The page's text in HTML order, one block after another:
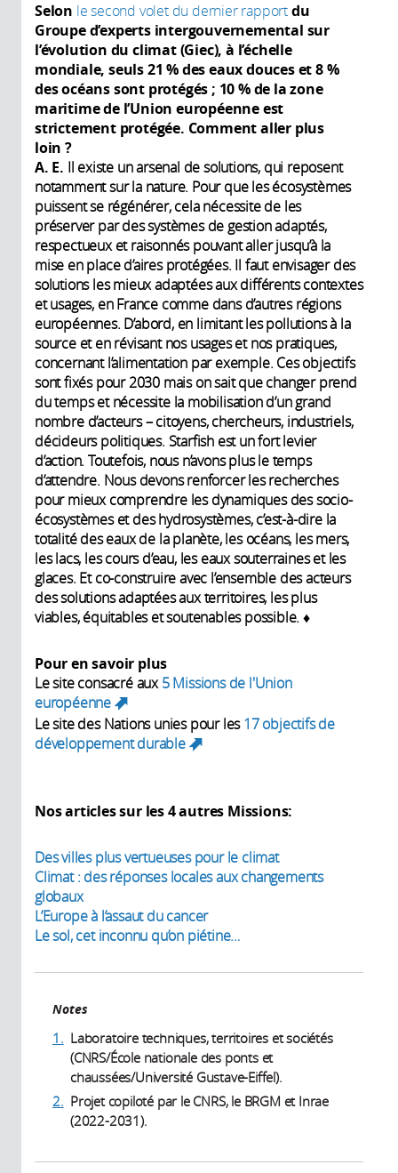
Selon le second volet du dernier rapportdu
Groupe d’experts intergouvernemental sur
l’évolution du climat (Giec), à l’échelle
mondiale, seuls 21 % des eaux douces et 8 %
des océans sont protégés ; 10 % de la zone
maritime de l’Union européenne est
strictement protégée. Comment aller plus
loin ?
A. E. Il existe un arsenal de solutions, qui reposent
notamment sur la nature. Pour que les écosystèmes
puissent se régénérer, cela nécessite de les
préserver par des systèmes de gestion adaptés,
respectueux et raisonnés pouvant aller jusqu’à la
mise en place d’aires protégées. Il faut envisager des
solutions les mieux adaptées aux différents contextes
et usages, en France comme dans d’autres régions
européennes. D’abord, en limitant les pollutions à la
source et en révisant nos usages et nos pratiques,
concernant l’alimentation par exemple. Ces objectifs
sont fixés pour 2030 mais on sait que changer prend
du temps et nécessite la mobilisation d’un grand
nombre d’acteurs – citoyens, chercheurs, industriels,
décideurs politiques. Starfish est un fort levier
d’action. Toutefois, nous n’avons plus le temps
d’attendre. Nous devons renforcer les recherches
pour mieux comprendre les dynamiques des socio-
écosystèmes et des hydrosystèmes, c’est-à-dire la
totalité des eaux de la planète, les océans, les mers,
les lacs, les cours d’eau, les eaux souterraines et les
glaces. Et co-construire avec l’ensemble des acteurs
des solutions adaptées aux territoires, les plus
viables, équitables et soutenables possible. ♦
Pour en savoir plus
Le site consacré aux5 Missions de l'Union
européenne
(link is external)
Le site des Nations unies pour les17 objectifs de
développement durable
(link is external)
Nos articles sur les 4 autres Missions:
Des villes plus vertueuses pour le climat
Climat : des réponses locales aux changements
globaux
L’Europe à l’assaut du cancer
Le sol, cet inconnu qu’on piétine…
Notes
1. Laboratoire techniques, territoires et sociétés
(CNRS/École nationale des ponts et
chaussées/Université Gustave-Eiffel).
2. Projet copiloté par le CNRS, le BRGM et Inrae
(2022-2031).